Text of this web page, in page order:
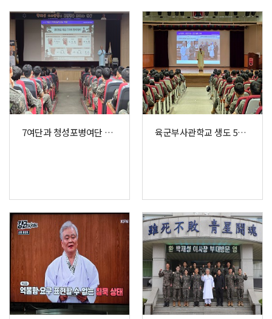
7여단과 청성포병여단 장병 200명 대상 <훈민정음 오해와 진실> 특강 육군부사관학교 생도 530명 대상 『훈민정음 오해와 진실』 특별 강연